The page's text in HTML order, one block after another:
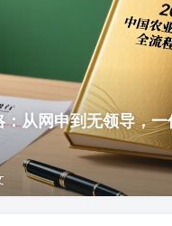
从网申到无领导，